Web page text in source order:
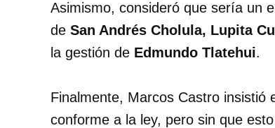
Asimismo, consideró que sería un
de San Andrés Cholula, Lupita
la gestión de Edmundo Tlatehui.
Finalmente, Marcos Castro insistió
conforme a la ley, pero sin que